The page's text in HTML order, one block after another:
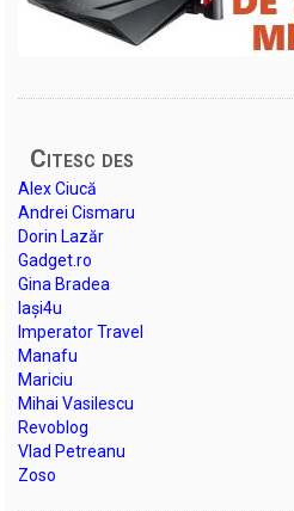
Citesc des
Alex Ciucă
Andrei Cismaru
Dorin Lazăr
Gadget.ro
Gina Bradea
Iași4u
Imperator Travel
Manafu
Mariciu
Mihai Vasilescu
Revoblog
Vlad Petreanu
Zoso